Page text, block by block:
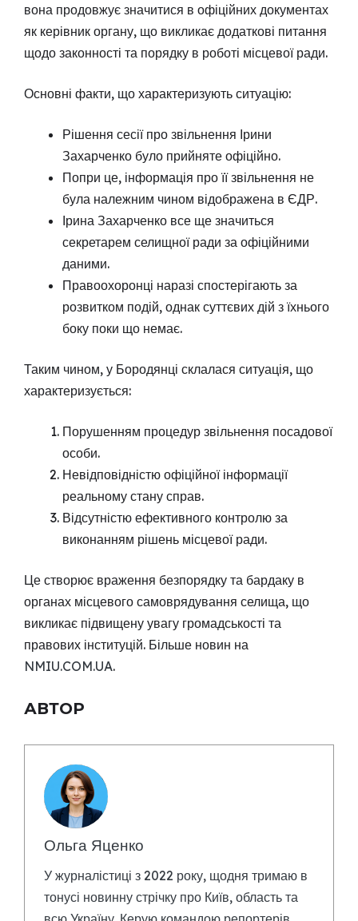
вона продовжує значитися в офіційних документах
як керівник органу, що викликає додаткові питання
щодо законності та порядку в роботі місцевої ради.
Основні факти, що характеризують ситуацію:
Рішення сесії про звільнення Ірини
Захарченко було прийняте офіційно.
Попри це, інформація про її звільнення не
була належним чином відображена в ЄДР.
Ірина Захарченко все ще значиться
секретарем селищної ради за офіційними
даними.
Правоохоронці наразі спостерігають за
розвитком подій, однак суттєвих дій з їхнього
боку поки що немає.
Таким чином, у Бородянці склалася ситуація, що
характеризується:
Порушенням процедур звільнення посадової
особи.
Невідповідністю офіційної інформації
реальному стану справ.
Відсутністю ефективного контролю за
виконанням рішень місцевої ради.
Це створює враження безпорядку та бардаку в
органах місцевого самоврядування селища, що
викликає підвищену увагу громадськості та
правових інституцій. Більше новин на
NMIU.COM.UA.
АВТОР
Ольга Яценко
У журналістиці з 2022 року, щодня тримаю в
тонусі новинну стрічку про Київ, область та